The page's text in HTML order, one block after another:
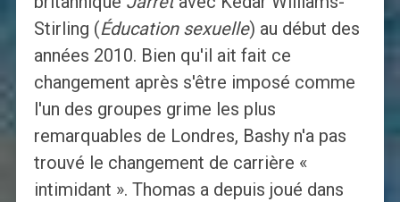
Stirling (Éducation sexuelle) au début des
années 2010. Bien qu'il ait fait ce
changement après s'être imposé comme
l'un des groupes grime les plus
remarquables de Londres, Bashy n'a pas
trouvé le changement de carrière «
intimidant ». Thomas a depuis joué dans